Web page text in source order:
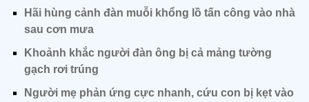
Hãi hùng cảnh đàn muỗi khổng lồ tấn công vào nhà
sau cơn mưa
Khoảnh khắc người đàn ông bị cả mảng tường
gạch rơi trúng
Người mẹ phản ứng cực nhanh, cứu con bị kẹt vào